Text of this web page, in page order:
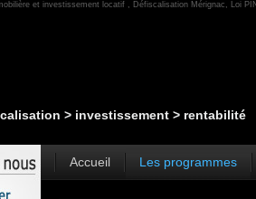
et investissement locatif , Défiscalisation Mérignac, Loi
> investissement > rentabilité
Accueil Les programmes